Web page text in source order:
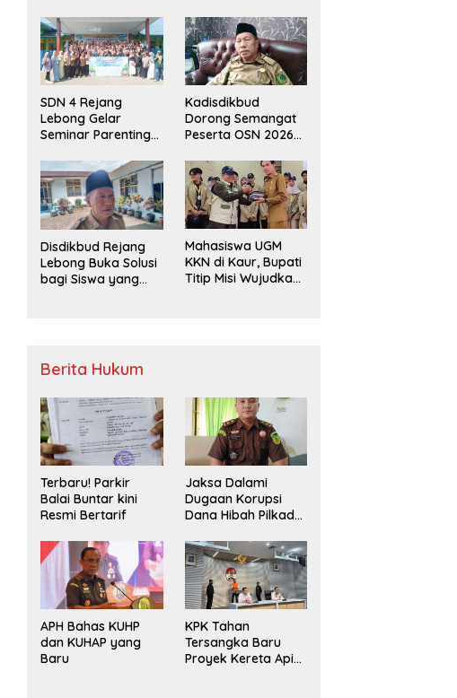
SDN 4 Rejang
Lebong Gelar
Seminar Parenting
Bullying,
Kadisdikbud: Patut
Jadi Contoh
Kadisdikbud
Dorong Semangat
Peserta OSN 2026
Disdikbud Rejang
Lebong Buka Solusi
bagi Siswa yang
Mahasiswa UGM
KKN di Kaur, Bupati
Titip Misi Wujudkan
Berita Hukum
Terbaru! Parkir
Balai Buntar kini
Resmi Bertarif
Jaksa Dalami
Dugaan Korupsi
Dana Hibah Pilkada
Kaur
APH Bahas KUHP
dan KUHAP yang
Baru
KPK Tahan
Tersangka Baru
Proyek Kereta Api